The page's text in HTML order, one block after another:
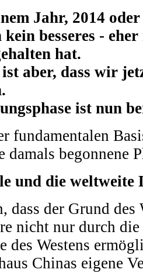
Jahr, 2014 oder
besseres -
hat.
aber, dass wir
ist nun
fundamentalen
begonnene
und die weltweite
dass der Grund
nicht nur durch
des Westens
Chinas eigene